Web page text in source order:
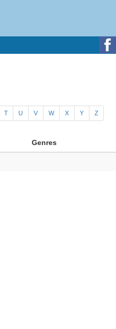
T U V W X Y Z
Genres